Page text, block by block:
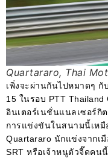
Quartararo, Thai
เพิ่งจะผ่านกันไปหมาดๆ กั
15 ในรอบ PTT
อินเตอร์เนชั่นแนลเซอร์กิ
การแข่งขันในสนามนี้เหมื
Quartararo นักแข่งจากเ
SRT หรือเจ้าหนูตัวจี๊ดคนนี้